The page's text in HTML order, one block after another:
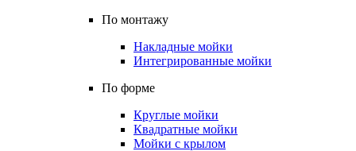
По монтажу
Накладные мойки
Интегрированные мойки
По форме
Круглые мойки
Квадратные мойки
Мойки с крылом